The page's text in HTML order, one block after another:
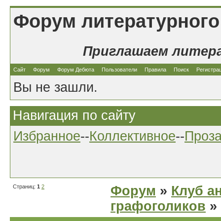
Форум
Приглашаем
Сайт Форум Форум Дебюта Пользователи Правила Поиск
Вы не зашли.
Навигация по сайту
Избранное--Коллективное--
Страниц: 1 2 Форум » Клуб
графоголиков